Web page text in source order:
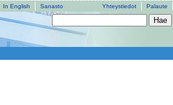
In English Sanasto Yhteystiedot Palaute